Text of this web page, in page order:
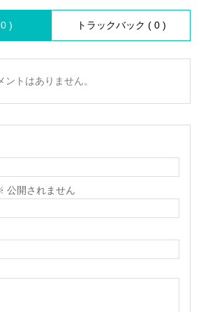
) トラックバック ( 0 )
ントはありません。
公開されません